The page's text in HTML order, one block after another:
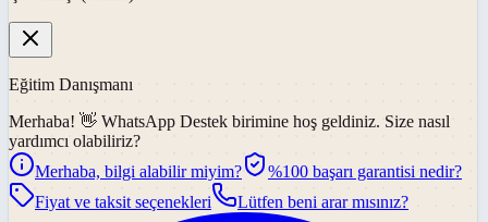
Eğitim Danışmanı
Merhaba! 👋 WhatsApp Destek birimine hoş geldiniz. Size nasıl
yardımcı olabiliriz?
Merhaba, bilgi alabilir miyim?
%100 başarı garantisi nedir?
Fiyat ve taksit seçenekleri
Lütfen beni arar mısınız?